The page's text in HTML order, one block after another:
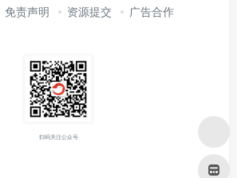
免责声明 资源提交 广告合作
扫码关注公众号